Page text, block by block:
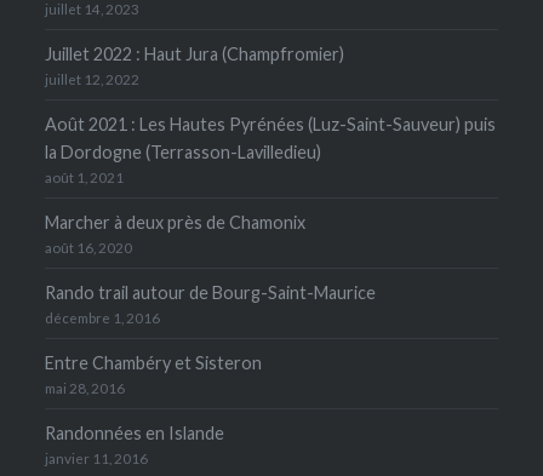
juillet 14, 2023
Juillet 2022 : Haut Jura (Champfromier)
juillet 12, 2022
Août 2021 : Les Hautes Pyrénées (Luz-Saint-Sauveur) puis
la Dordogne (Terrasson-Lavilledieu)
août 1, 2021
Marcher à deux près de Chamonix
août 16, 2020
Rando trail autour de Bourg-Saint-Maurice
décembre 1, 2016
Entre Chambéry et Sisteron
mai 28, 2016
Randonnées en Islande
janvier 11, 2016